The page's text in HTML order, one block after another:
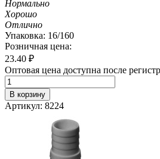
Нормально
Хорошо
Отлично
Упаковка: 16/160
Розничная цена:
23.40 ₽
Оптовая цена доступна после
В корзину
Артикул: 8224